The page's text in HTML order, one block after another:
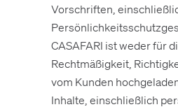
Vorschriften,
CASAFARI ist weder für
Rechtmäßigkeit,
vom Kunden
Inhalte, einschließlich